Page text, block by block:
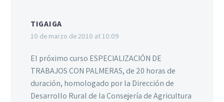
TIGAIGA
10 de marzo de 2010 at 10:09
El próximo curso ESPECIALIZACIÓN DE
TRABAJOS CON PALMERAS, de 20 horas de
duración, homologado por la Dirección de
Desarrollo Rural de la Consejería de Agricultura